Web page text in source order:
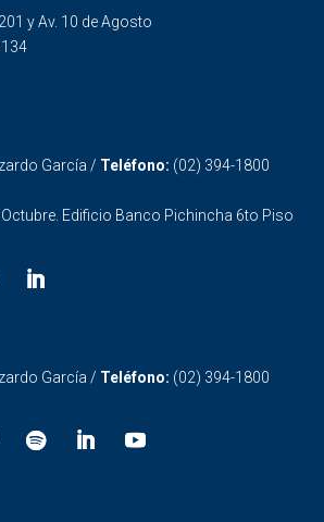
y Av. 10 de Agosto
García / Teléfono: (02) 394-1800
Octubre. Edificio Banco Pichincha 6to Piso
García / Teléfono: (02) 394-1800